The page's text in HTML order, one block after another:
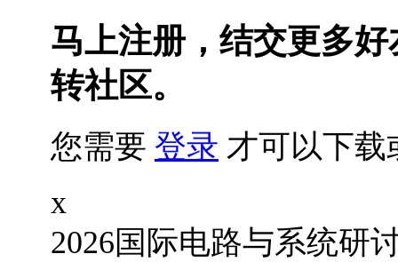
马上注册，结交更多
转社区。
您需要 登录 才可以下载
x
2026国际电路与系统研